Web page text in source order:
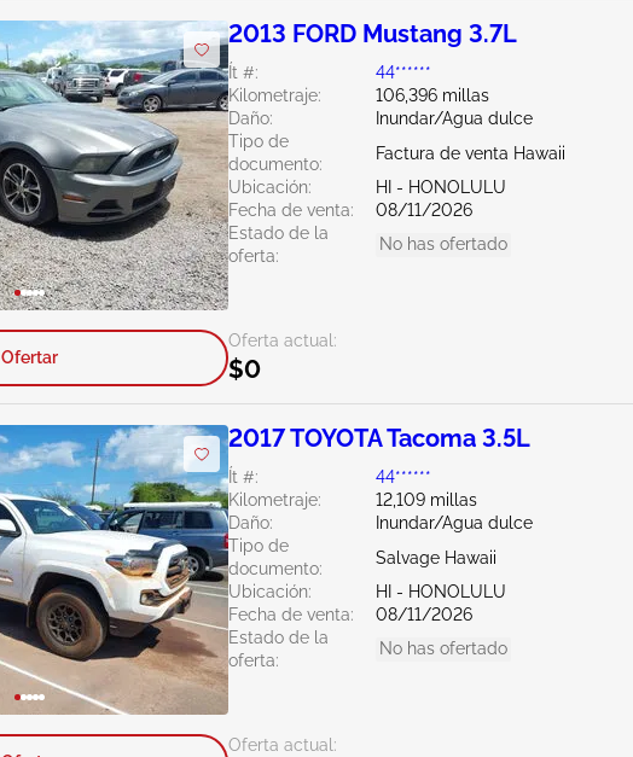
2013 FORD Mustang 3.7L
Ít #:
44******
Kilometraje:
106,396 millas
Daño:
Inundar/Agua dulce
Tipo de
documento:
Factura de venta Hawaii
Ubicación:
HI - HONOLULU
Fecha de venta:
08/11/2026
Estado de la
oferta:
No has ofertado
Oferta actual:
$0
Ofertar
2017 TOYOTA Tacoma 3.5L
Ít #:
44******
Kilometraje:
12,109 millas
Daño:
Inundar/Agua dulce
Tipo de
documento:
Salvage Hawaii
Ubicación:
HI - HONOLULU
Fecha de venta:
08/11/2026
Estado de la
oferta:
No has ofertado
Oferta actual: